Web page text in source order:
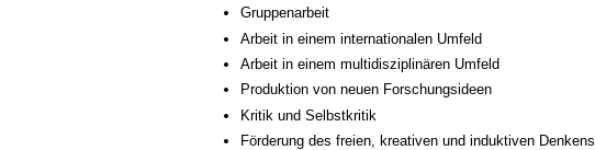
Gruppenarbeit
Arbeit in einem internationalen Umfeld
Arbeit in einem multidisziplinären Umfeld
Produktion von neuen Forschungsideen
Kritik und Selbstkritik
Förderung des freien, kreativen und induktiven Denkens